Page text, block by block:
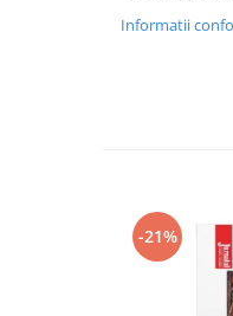
Informatii
-21%